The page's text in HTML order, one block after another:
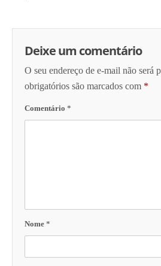
Deixe um comentário
O seu endereço de e-mail não será
obrigatórios são marcados com *
Comentário *
Nome *